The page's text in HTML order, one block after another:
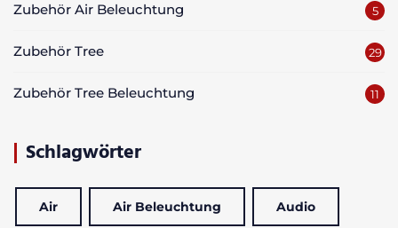
Zubehör Air Beleuchtung 5
Zubehör Tree 29
Zubehör Tree Beleuchtung 11
Schlagwörter
Air Air Beleuchtung Audio